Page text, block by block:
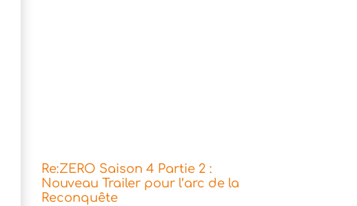
Re:ZERO Saison 4 Partie 2 :
Nouveau Trailer pour l’arc de la
Reconquête